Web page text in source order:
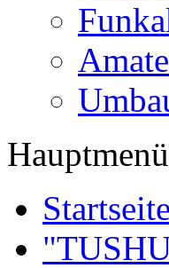
Hauptmenü
Startseite